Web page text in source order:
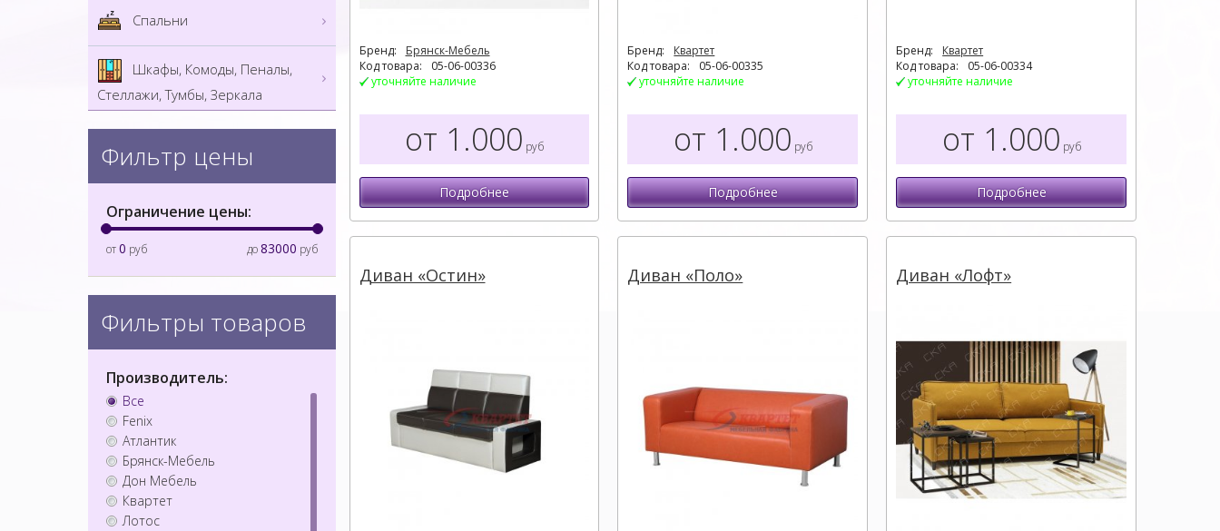
Бренд:
Брянск-Мебель
Код товара:
05-06-00336
уточняйте наличие
от 1.000 руб
Подробнее
Бренд:
Квартет
Код товара:
05-06-00335
уточняйте наличие
от 1.000 руб
Подробнее
Бренд:
Квартет
Код товара:
05-06-00334
уточняйте наличие
от 1.000 руб
Подробнее
Диван «Остин» Диван «Поло» Диван «Лофт»
Спальни
Шкафы, Комоды, Пеналы,
Стеллажи, Тумбы, Зеркала
Фильтр цены
Ограничение цены:
от0 руб до83000 руб
Фильтры товаров
Производитель:
Все
Fenix
Атлантик
Брянск-Мебель
Дон Мебель
Квартет
Лотос